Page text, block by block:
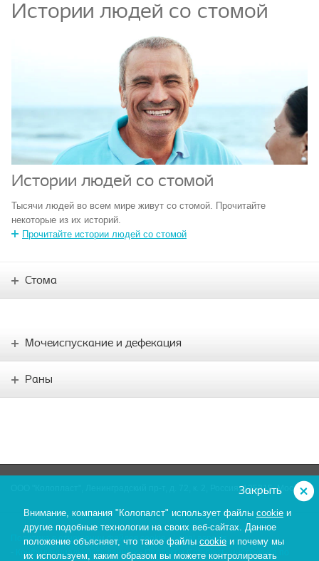
Истории людей со стомой
Истории людей со стомой
Тысячи людей во всем мире живут со стомой. Прочитайте
некоторые из их историй.
Прочитайте истории людей со стомой
Стома
Мочеиспускание и дефекация
Раны
ООО "Колопласт", Ленинградский пр-т, д. 72, к. 2, Россия, 125315, Москва
Политика в отношении файлов cookie -Legal aspects
Конфиденциальность данных-Продукты Coloplast - инструкция по
Закрыть
Внимание, компания "Колопалст" использует файлы cookie и
другие подобные технологии на своих веб-сайтах. Данное
положение объясняет, что такое файлы cookie и почему мы
их используем, каким образом вы можете контролировать